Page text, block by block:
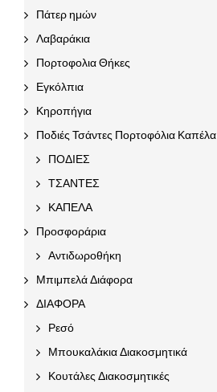
Πάτερ ημών
Λαβαράκια
Πορτοφολια Θήκες
Εγκόλπια
Κηροπήγια
Ποδιές Τσάντες Πορτοφόλια Καπέλα
ΠΟΔΙΕΣ
ΤΣΑΝΤΕΣ
ΚΑΠΕΛΑ
Προσφοράρια
Αντιδωροθήκη
Μπιμπελά Διάφορα
ΔΙΑΦΟΡΑ
Ρεσό
Μπουκαλάκια Διακοσμητικά
Κουτάλες Διακοσμητικές